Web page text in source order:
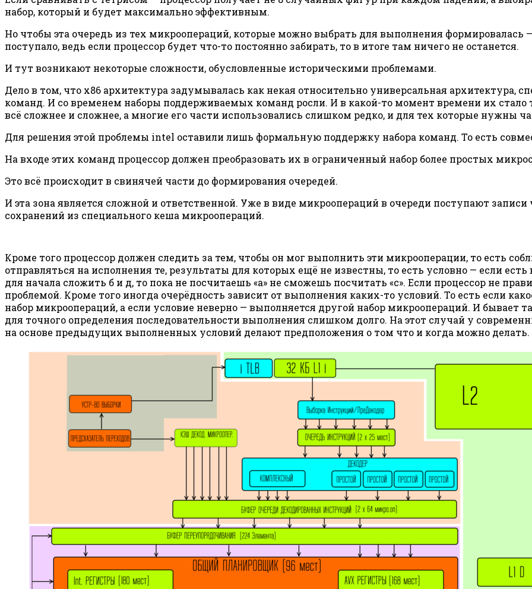
набор, который и будет максимально эффективным.
Но чтобы эта очередь из тех микроопераций, которые можно выбрать для выполнения формировалась
поступало, ведь если процессор будет что-то постоянно забирать, то в итоге там ничего не останется.
И тут возникают некоторые сложности, обусловленные историческими проблемами.
Дело в том, что x86 архитектура задумывалась как некая относительно универсальная архитектура,
команд. И со временем наборы поддерживаемых команд росли. И в какой-то момент времени их стало
всё сложнее и сложнее, а многие его части использовались слишком редко, и для тех которые нужны
Для решения этой проблемы intel оставили лишь формальную поддержку набора команд. То есть
На входе этих команд процессор должен преобразовать их в ограниченный набор более простых
Это всё происходит в свинячей части до формирования очередей.
И эта зона является сложной и ответственной. Уже в виде микроопераций в очереди поступают
сохранений из специального кеша микроопераций.
Кроме того процессор должен следить за тем, чтобы он мог выполнить эти микрооперации, то есть
отправляться на исполнения те, результаты для которых ещё не известны, то есть условно — если
для начала сложить б и д, то пока не посчитаешь «а» не сможешь посчитать «c». Если процессор не
проблемой. Кроме того иногда очерёдность зависит от выполнения каких-то условий. То есть если
набор микроопераций, а если условие неверно — выполняется другой набор микроопераций. И бывает
для точного определения последовательности выполнения слишком долго. На этот случай у
на основе предыдущих выполненных условий делают предположения о том что и когда можно делать.